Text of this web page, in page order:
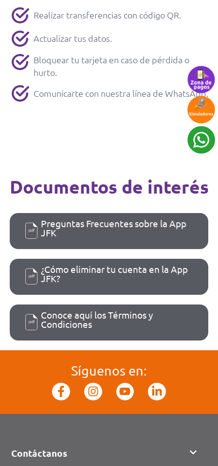
Realizar transferencias con código QR.
Actualizar tus datos.
Bloquear tu tarjeta en caso de pérdida o
hurto.
Comunicarte con nuestra línea de WhatsApp.
Documentos de interés
Preguntas Frecuentes sobre la App
JFK
¿Cómo eliminar tu cuenta en la App
JFK?
Conoce aquí los Términos y
Condiciones
Síguenos en:
Contáctanos